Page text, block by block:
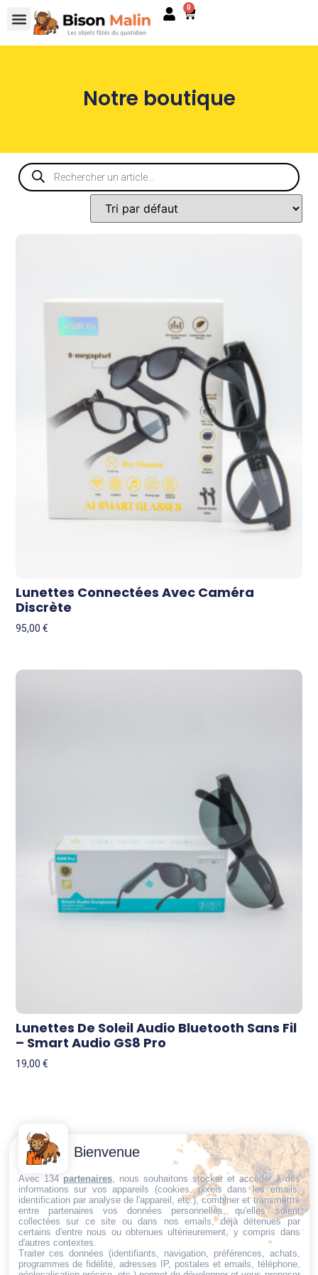
0
Notre boutique
Lunettes Connectées Avec Caméra
Discrète
95,00€
Lunettes De Soleil Audio Bluetooth Sans Fil
– Smart Audio GS8 Pro
19,00€
Trouvez ce qu'il vous faut,
au bon endroit
Conditions
générales
de vente
Politique de
cookies
Politique de
confidentialité
Mentions
Contactez-
Nous
Email:
dt@sasbms.fr
Bienvenue
Avec 134 partenaires, nous souhaitons stocker et accéder à des
informations sur vos appareils (cookies, pixels dans les emails,
identification par analyse de l'appareil, etc.), combiner et transmettre
entre partenaires vos données personnelles, qu'elles soient
collectées sur ce site ou dans nos emails, déjà détenues par
certains d'entre nous ou obtenues ultérieurement, y compris dans
d'autres contextes.
Traiter ces données (identifiants, navigation, préférences, achats,
programmes de fidélité, adresses IP, postales et emails, téléphone,